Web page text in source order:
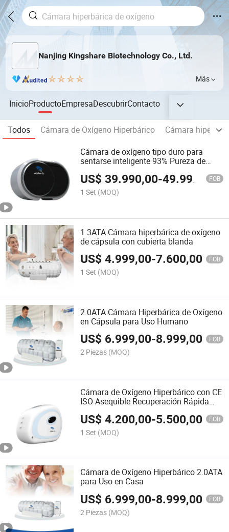
Nanjing Kingshare Biotechnology Co., Ltd.
Más
InicioProductoEmpresaDescubrirContacto
Todos Cámara de Oxígeno Hiperbárico
Cámara
Cámara de oxígeno tipo duro para
sentarse inteligente 93% Pureza de
persona
US$39.990,00-49.999,00 FOB
1 Set (MOQ)
1.3ATA Cámara hiperbárica de oxígeno
de cápsula con cubierta blanda
US$4.999,00-7.600,00 FOB
1 Set (MOQ)
2.0ATA Cámara Hiperbárica de Oxígeno
en Cápsula para Uso Humano
US$ 6.999,00-8.999,00 FOB
2 Piezas (MOQ)
Cámara de Oxígeno Hiperbárico con CE
ISO Asequible Recuperación Rápida
US$4.200,00-5.500,00 FOB
1 Set (MOQ)
Cámara de Oxígeno Hiperbárico 2.0ATA
para Uso en Casa
US$ 6.999,00-8.999,00 FOB
2 Piezas (MOQ)